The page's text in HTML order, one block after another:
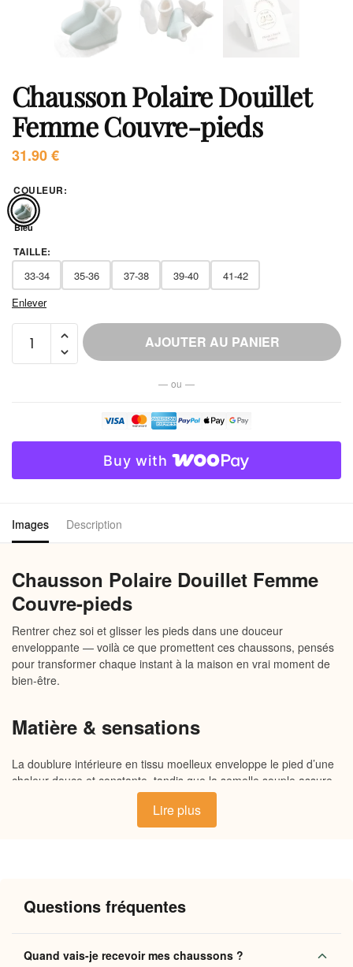
Chausson Polaire Douillet
Femme Couvre-pieds
31.90€
COULEUR:
Bleu
TAILLE:
33-34 35-36 37-38 39-40
41-42
Enlever
Chausson
Couvre-
AJOUTER AU PANIER
— ou —
Buy with
Images Description
Chausson Polaire Douillet Femme
Couvre-pieds
Rentrer chez soi et glisser les pieds dans une douceur
enveloppante — voilà ce que promettent ces chaussons, pensés
pour transformer chaque instant à la maison en vrai moment de
bien-être.
Matière & sensations
La doublure intérieure en tissu moelleux enveloppe le pied d’une
chaleur douce et constante, tandis que la semelle souple assure
un maintien confortable à chaque pas. L’extérieur en matière
respirante laisse le pied libre de respirer naturellement, sans
jamais sacrifier la douceur au contact de la peau. Un équilibre
Pourquoi vous allez l’adorer
Lire plus
Questions fréquentes
Quand vais-je recevoir mes chaussons ?